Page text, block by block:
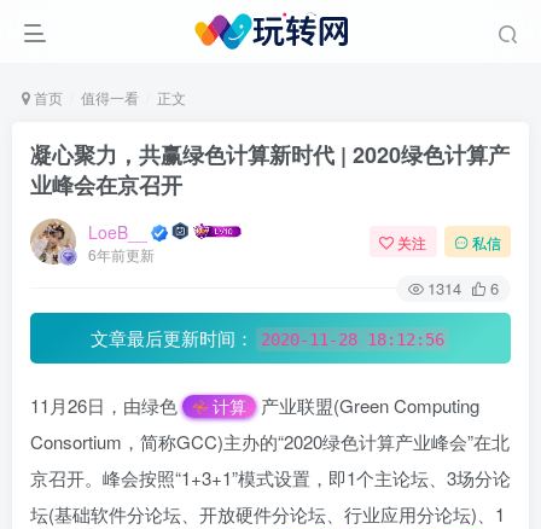
首页 值得一看 正文
凝心聚力，共赢绿色计算新时代 | 2020绿色计算产
业峰会在京召开
LoeB__
6年前更新
关注 私信
1314 6
文章最后更新时间： 2020-11-28 18:12:56
11月26日，由绿色 计算
产业联盟(Green Computing
Consortium，简称GCC)主办的“2020绿色计算产业峰会”在北
京召开。峰会按照“1+3+1”模式设置，即1个主论坛、3场分论
坛(基础软件分论坛、开放硬件分论坛、行业应用分论坛)、1